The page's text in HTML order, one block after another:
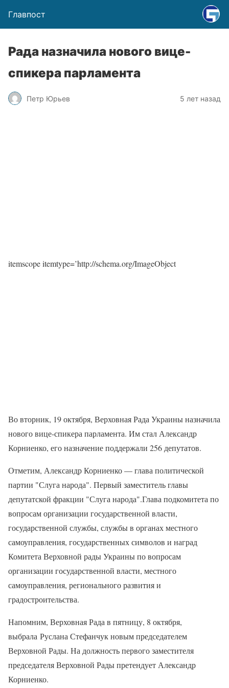
Главпост
Рада назначила нового вице-
спикера парламента
Петр Юрьев 5 лет назад
itemscope itemtype=’http://schema.org/ImageObject
Во вторник, 19 октября, Верховная Рада Украины назначила
нового вице-спикера парламента. Им стал Александр
Корниенко, его назначение поддержали 256 депутатов.
Отметим, Александр Корниенко — глава политической
партии "Слуга народа". Первый заместитель главы
депутатской фракции "Слуга народа".Глава подкомитета по
вопросам организации государственной власти,
государственной службы, службы в органах местного
самоуправления, государственных символов и наград
Комитета Верховной рады Украины по вопросам
организации государственной власти, местного
самоуправления, регионального развития и
градостроительства.
Напомним, Верховная Рада в пятницу, 8 октября,
выбрала Руслана Стефанчук новым председателем
Верховной Рады. На должность первого заместителя
председателя Верховной Рады претендует Александр
Корниенко.